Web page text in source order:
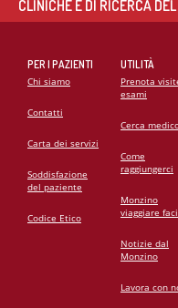
CLINICHE E DI RICERCA
PER I PAZIENTI
Chi siamo
Contatti
Carta dei servizi
Soddisfazione
del paziente
Codice Etico
UTILITÀ
Prenota
esami
Cerca
Come
raggiungerci
Monzino
viaggiare
Notizie dal
Monzino
Lavora con